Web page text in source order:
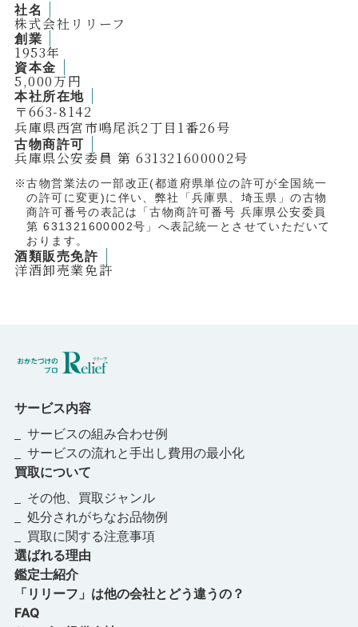
ります。
氏名、住所、連絡先、年齢、職業等の属性がわかる情報
その他見積り金額等の当社の各種商品・サービス提供等に
必要な個人情報
③提供の手段又は方法
電子的若しくは電磁的な方法等
④当該情報の提供を受ける者又は提供を受ける者の組織の種
類、及び属性
紹介元
利用目的の達成の範囲内においての外部委託先
⑤取得方法
電子的若しくは電磁的な方法等
示、内容の訂正、追加又は削除、利用の停止、消去、第三
者への提供の停止を求められた場合は、合理的な期間内に
５、利用目的の通知
利用目的の通知、開示、内容の訂正、追加又は削除、利用の
個人情報に関するお問い合わせは、以下の窓口までご連絡く
ださい。
【個人情報問い合わせ窓口】
〒663-8142 兵庫県西宮市鳴尾浜2丁目1番26号
グッドホールディングス株式会社 経営サポート部 個人情
報保護相談窓口
連絡先：
soumu@goodhd.co.jp
社名
株式会社リリーフ
創業
1953年
資本⾦
5,000万円
本社所在地
〒663-8142
兵庫県⻄宮市鳴尾浜2丁⽬1番26号
古物商許可
兵庫県公安委員 第 631321600002号
古物営業法の一部改正(都道府県単位の許可が全国統一
の許可に変更)に伴い、 弊社
「兵庫県、埼玉県」の古物
商許可番号の表記は「古物商許可番号 兵庫県公安委員
第 631321600002号」へ表記統一とさせていただいて
おります。
酒類販売免許
洋酒卸売業免許
サービス内容
サービスの組み合わせ例
サービスの流れと⼿出し費⽤の最⼩化
買取について
その他、買取ジャンル
処分されがちなお品物例
買取に関する注意事項
選ばれる理由
鑑定⼠紹介
「リリーフ」は他の会社とどう違うの？
FAQ